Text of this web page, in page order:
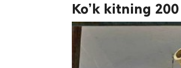
Ko’k kitning